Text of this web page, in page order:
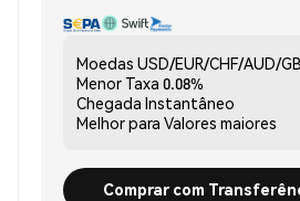
Moedas USD/EUR/CHF/AUD/
Menor Taxa 0.08%
Chegada Instantâneo
Melhor para Valores maiores
Comprar com